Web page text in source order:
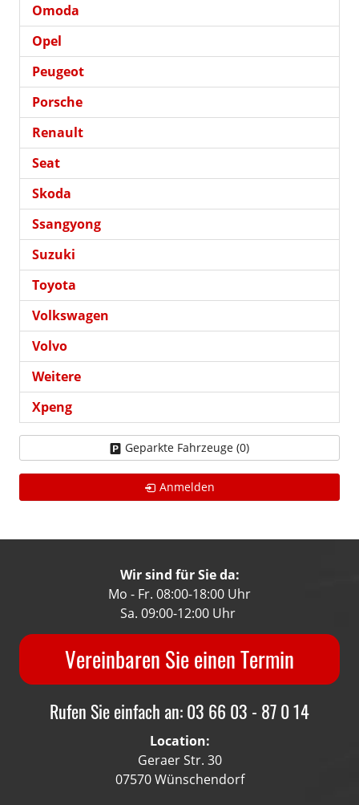
Omoda
Opel
Peugeot
Porsche
Renault
Seat
Skoda
Ssangyong
Suzuki
Toyota
Volkswagen
Volvo
Weitere
Xpeng
Geparkte Fahrzeuge (0)
Anmelden
Wir sind für Sie da:
Mo - Fr. 08:00-18:00 Uhr
Sa. 09:00-12:00 Uhr
Vereinbaren Sie einen Termin
Rufen Sie einfach an: 03 66 03 - 87 0 14
Location:
Geraer Str. 30
07570 Wünschendorf